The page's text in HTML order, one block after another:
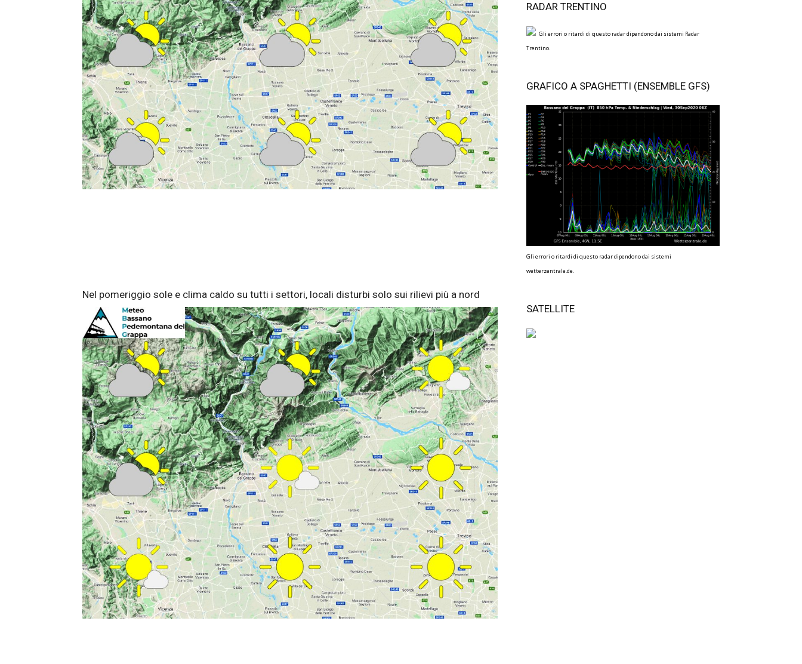
Nel pomeriggio sole e clima caldo su tutti i settori, locali disturbi solo sui rilievi più a nord
RADAR TRENTINO
Gli errori o ritardi di questo radar dipendono dai sistemi Radar
Trentino.
GRAFICO A SPAGHETTI (ENSEMBLE GFS)
Gli errori o ritardi di questo radar dipendono dai sistemi
wetterzentrale.de.
SATELLITE